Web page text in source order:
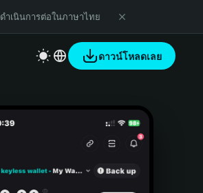
ดำเนินการต่อในภาษาไทย
ดาวน์โหลดเลย